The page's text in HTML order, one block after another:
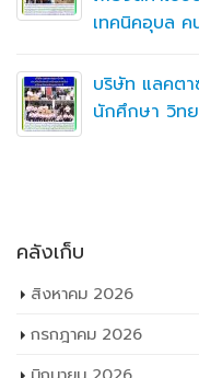
เทคนิคอุบล ค
บริษัท แลคต
นักศึกษา วิท
คลังเก็บ
สิงหาคม 2026
กรกฎาคม 2026